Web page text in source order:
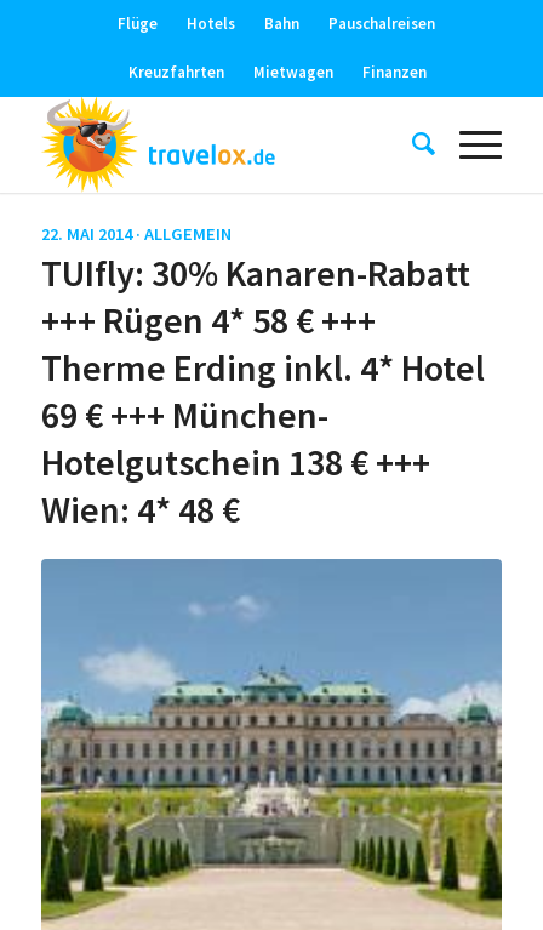
Flüge Hotels Bahn Pauschalreisen
Kreuzfahrten Mietwagen Finanzen
22. MAI 2014 · ALLGEMEIN
TUIfly: 30% Kanaren-Rabatt
+++ Rügen 4* 58 € +++
Therme Erding inkl. 4* Hotel
69 € +++ München-
Hotelgutschein 138 € +++
Wien: 4* 48 €